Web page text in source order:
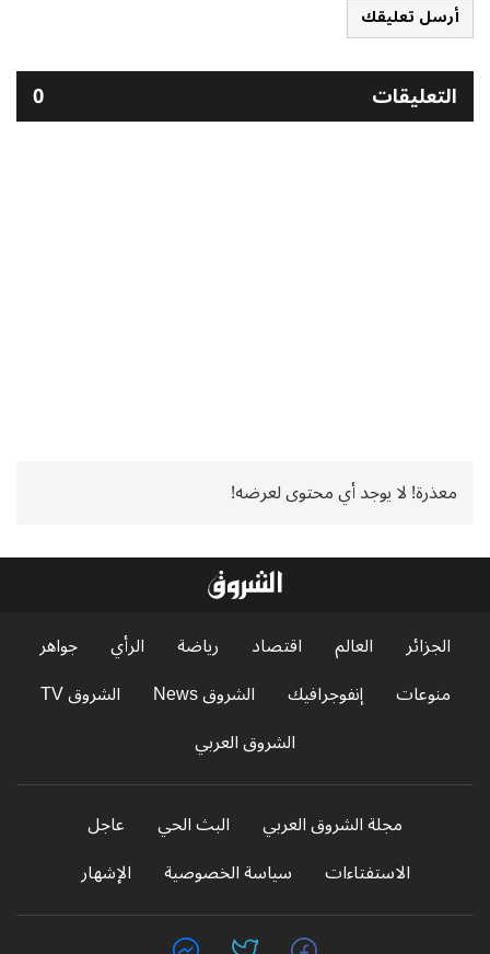
أرسل تعليقك
التعليقات 0
معذرة! لا يوجد أي محتوى لعرضه!
الجزائر العالم اقتصاد رياضة الرأي
جواهر
منوعات
إنفوجرافيك الشروق News
الشروق TV
الشروق العربي
مجلة الشروق العربي البث الحي
عاجل
الاستفتاءات
سياسة الخصوصية الإشهار